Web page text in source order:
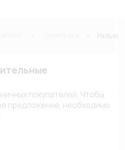
покупателей. Чтобы
предложение, необходимо